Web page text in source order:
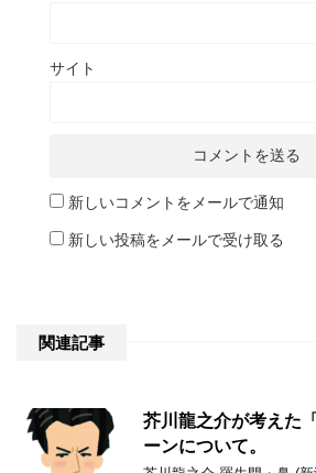
サイト
新しいコメントをメールで通知
新しい投稿をメールで受け取る
関連記事
芥川龍之介が考えた
ーンについて。